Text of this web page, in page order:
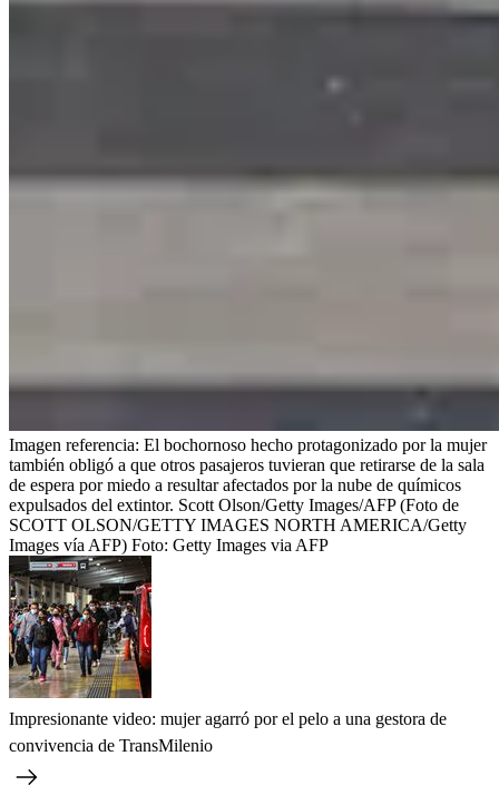
Imagen referencia: El bochornoso hecho protagonizado por la mujer
también obligó a que otros pasajeros tuvieran que retirarse de la sala
de espera por miedo a resultar afectados por la nube de químicos
expulsados del extintor. Scott Olson/Getty Images/AFP (Foto de
SCOTT OLSON/GETTY IMAGES NORTH AMERICA/Getty
Images vía AFP) Foto: Getty Images via AFP
Impresionante video: mujer agarró por el pelo a una gestora de
convivencia de TransMilenio